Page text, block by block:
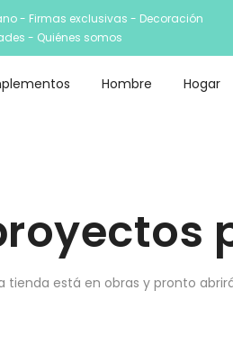
- Firmas exclusivas - Decoración
- Quiénes somos
Hombre Hogar
tienda está en obras y pronto